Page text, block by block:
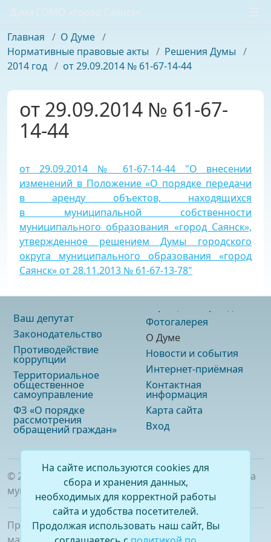
Дума ГОМО «город Саянск»
Главная / О Думе /
Нормативные правовые акты / Решения Думы /
2014 год / от 29.09.2014 № 61-67-14-44
от 29.09.2014 № 61-67-
14-44
от 29.09.2014 № 61-67-14-44 "О внесении
изменений в Положение «О порядке передачи
в аренду объектов, находящихся
в муниципальной собственности
муниципального образования «город Саянск»,
утвержденное решением Думы городского
округа муниципального образования «город
Саянск» от 28.11.2013 № 61-67-13-78"
Ваш депутат
Законодательство
Противодействие
коррупции
Территориальное
общественное
самоуправление
ФЗ «О порядке
рассмотрения
обращений граждан»
Фотогалерея
О Думе
Новости и события
Интернет-приёмная
Контактная
информация
Карта сайта
Вход
© 2026
. Официальный сайт Думы городского округа
муниципального образования «город Саянск»
При полном или частичном использовании
На сайте используются cookies для
сбора и хранения данных,
необходимых для корректной работы
сайта и удобства посетителей.
Продолжая использовать наш сайт, Вы